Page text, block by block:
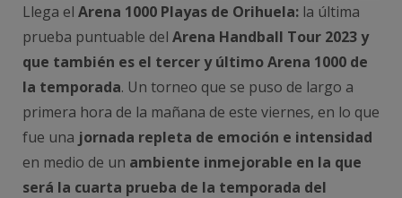
Llega el Arena 1000 Playas de Orihuela: la última
prueba puntuable del Arena Handball Tour 2023 y
que también es el tercer y último Arena 1000 de
la temporada. Un torneo que se puso de largo a
primera hora de la mañana de este viernes, en lo que
fue una jornada repleta de emoción e intensidad
en medio de un ambiente inmejorable en la que
será la cuarta prueba de la temporada del